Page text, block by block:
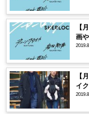
【
画
【
イ